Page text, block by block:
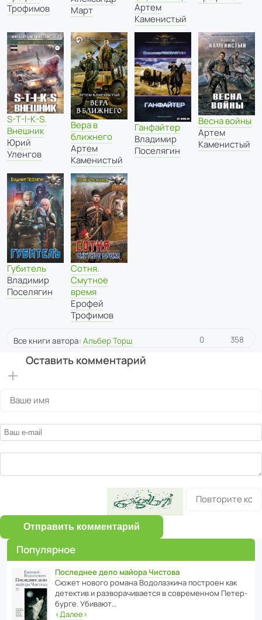
Трофимов
Март
Артем
Каменистый
S-T-I-K-S.
Внешник
Юрий
Уленгов
Вера в
ближнего
Артем
Каменистый
Ганфайтер
Владимир
Поселягин
Весна войны
Артем
Каменистый
Губитель
Владимир
Поселягин
Сотня.
Смутное
время
Ерофей
Трофимов
Все книги автора: Альбер Торш 0 358
Оставить комментарий
Отправить комментарий
Популярное
Последнее дело майора Чистова
Сюжет нового романа Водо­ла­з­кина пост­роен как
дете­ктив и разво­ра­чи­ва­ется в совре­менном Пете­р­
бурге. Убивают…
‹Далее›